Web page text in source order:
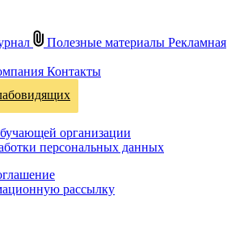
Полезные материалы Рекламная
Контакты
организации
персональных данных
рассылку